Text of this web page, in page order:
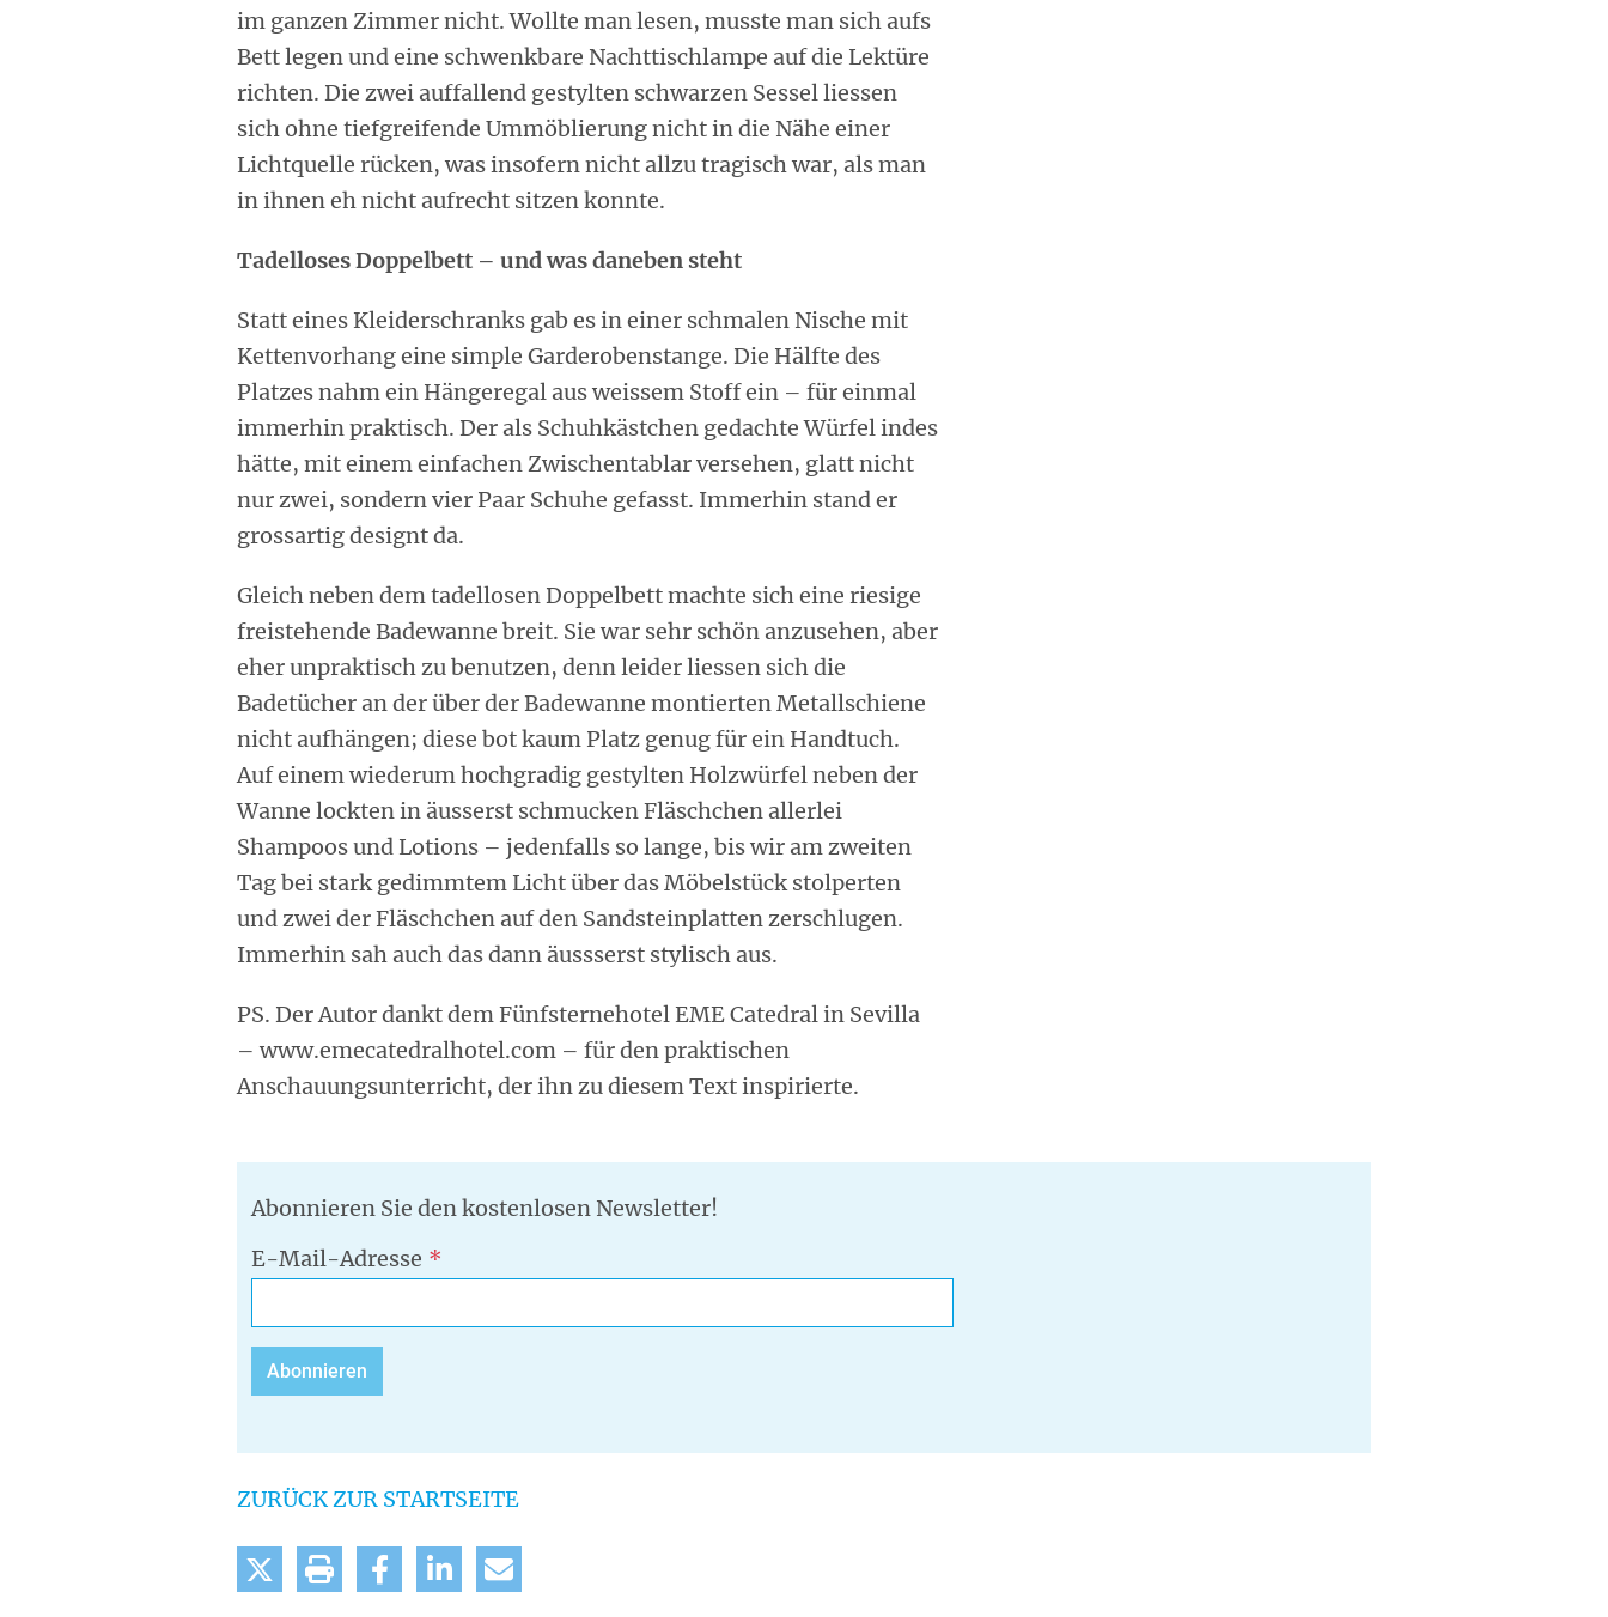
im ganzen Zimmer nicht. Wollte man lesen, musste man sich aufs
Bett legen und eine schwenkbare Nachttischlampe auf die Lektüre
richten. Die zwei auffallend gestylten schwarzen Sessel liessen
sich ohne tiefgreifende Ummöblierung nicht in die Nähe einer
Lichtquelle rücken, was insofern nicht allzu tragisch war, als man
in ihnen eh nicht aufrecht sitzen konnte.
Tadelloses Doppelbett – und was daneben steht
Statt eines Kleiderschranks gab es in einer schmalen Nische mit
Kettenvorhang eine simple Garderobenstange. Die Hälfte des
Platzes nahm ein Hängeregal aus weissem Stoff ein – für einmal
immerhin praktisch. Der als Schuhkästchen gedachte Würfel indes
hätte, mit einem einfachen Zwischentablar versehen, glatt nicht
nur zwei, sondern vier Paar Schuhe gefasst. Immerhin stand er
grossartig designt da.
Gleich neben dem tadellosen Doppelbett machte sich eine riesige
freistehende Badewanne breit. Sie war sehr schön anzusehen, aber
eher unpraktisch zu benutzen, denn leider liessen sich die
Badetücher an der über der Badewanne montierten Metallschiene
nicht aufhängen; diese bot kaum Platz genug für ein Handtuch.
Auf einem wiederum hochgradig gestylten Holzwürfel neben der
Wanne lockten in äusserst schmucken Fläschchen allerlei
Shampoos und Lotions – jedenfalls so lange, bis wir am zweiten
Tag bei stark gedimmtem Licht über das Möbelstück stolperten
und zwei der Fläschchen auf den Sandsteinplatten zerschlugen.
Immerhin sah auch das dann äussserst stylisch aus.
PS. Der Autor dankt dem Fünfsternehotel EME Catedral in Sevilla
– www.emecatedralhotel.com – für den praktischen
Anschauungsunterricht, der ihn zu diesem Text inspirierte.
Abonnieren Sie den kostenlosen Newsletter!
E-Mail-Adresse
ZURÜCK ZUR STARTSEITE
tweet drucken teilen mitteilen